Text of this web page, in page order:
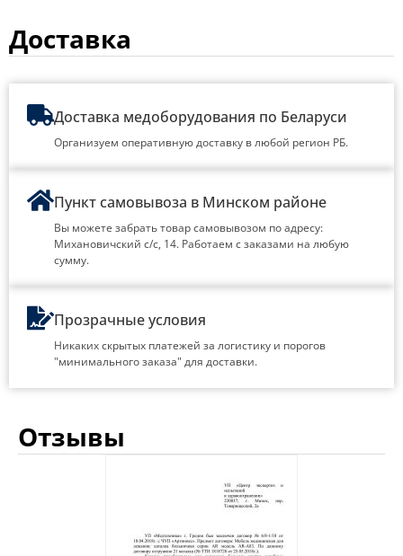
Доставка
Доставка медоборудования по Беларуси
Организуем оперативную доставку в любой регион РБ.
Пункт самовывоза в Минском районе
Вы можете забрать товар самовывозом по адресу:
Михановичский с/с, 14. Работаем с заказами на любую
сумму.
Прозрачные условия
Никаких скрытых платежей за логистику и порогов
"минимального заказа" для доставки.
Отзывы